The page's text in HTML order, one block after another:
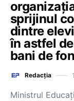
sprijinul
dintre
în astfel
bani de
Redacția
Ministrul